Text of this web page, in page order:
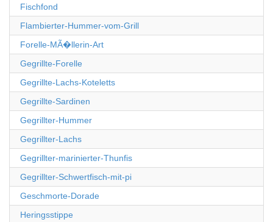
Fischfond
Flambierter-Hummer-vom-Grill
Forelle-MÃ�llerin-Art
Gegrillte-Forelle
Gegrillte-Lachs-Koteletts
Gegrillte-Sardinen
Gegrillter-Hummer
Gegrillter-Lachs
Gegrillter-marinierter-Thunfis
Gegrillter-Schwertfisch-mit-pi
Geschmorte-Dorade
Heringsstippe